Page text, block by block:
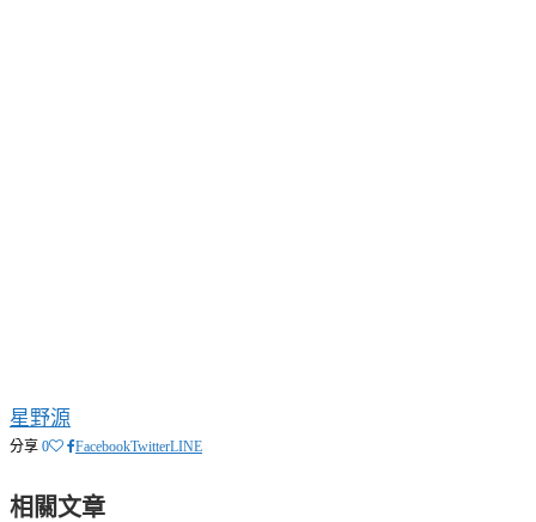
星野源
分享 0 FacebookTwitterLINE
相關文章